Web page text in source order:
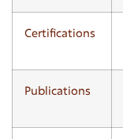
Certifications
Publications